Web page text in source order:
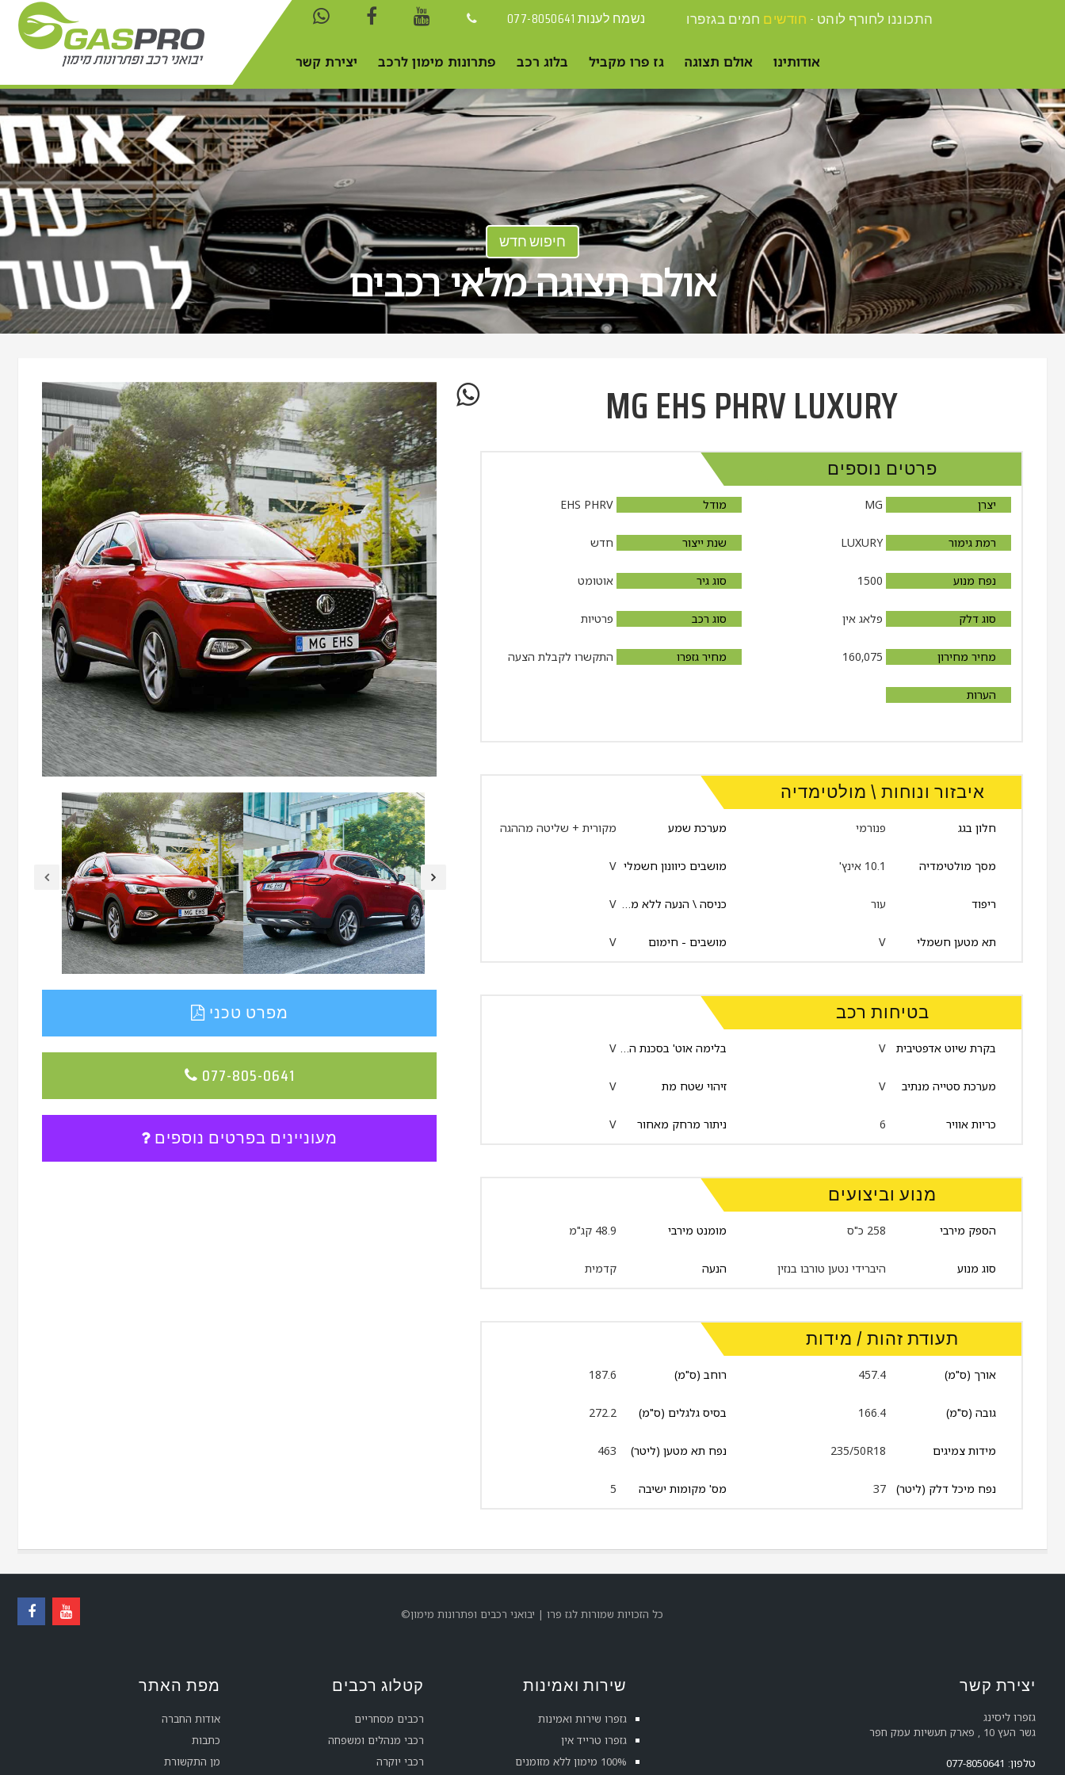
התכוננו לחורף לוהט - חודשים חמים בגזפרו 077-8050641 נשמח לענות
יצירת קשר בלוג רכב גז פרו מקביל אולם תצוגה אודותינו
חיפוש חדש
אולם תצוגה מלאי רכבים
מפרט טכני
077-805-0641
מעוניינים בפרטים נוספים
MG EHS PHRV LUXURY
פרטים נוספים
מודל יצרן
חדש שנת ייצור רמת גימור
אוטומט סוג גיר נפח מנוע
פרטיות סוג רכב פלאג אין סוג דלק
התקשרו לקבלת הצעה מחיר גזפרו מחיר מחירון
הערות
איבזור ונוחות \ מולטימדיה
פנורמי חלון בגג מקורית + שליטה מההגה מערכת שמע
10.1 אינץ' מסך מולטימדיה V מושבים כיוונון חשמלי
עור ריפוד V כניסה \ הנעה ללא מפתח
V תא מטען חשמלי V מושבים - חימום
בטיחות רכב
V בקרת שיוט אדפטיבית V בלימה אוט' בסכנת התנגשות
V מערכת סטייה מנתיב V זיהוי שטח מת
6 כריות אוויר V ניתור מרחק מאחור
מנוע וביצועים
258 כ"ס הספק מירבי 48.9 קג"מ מומנט מירבי
היברידי נטען טורבו בנזין סוג מנוע קדמית הנעה
תעודת זהות / מידות
457.4 אורך (ס"מ) 187.6 רוחב (ס"מ)
166.4 גובה (ס"מ) 272.2 בסיס גלגלים (ס"מ)
235/50R18 מידות צמיגים 463 נפח תא מטען (ליטר)
37 נפח מיכל דלק (ליטר) 5 מס' מקומות ישיבה
©כל הזכויות שמורות לגז פרו | יבואני רכבים ופתרונות מימון
יצירת קשר
גזפרו ליסינג
גשר העץ 10 , פארק תעשיות עמק חפר
טלפון: 077-8050641
מפת האתר
אודות החברה
כתבות
מן התקשורת
קטלוג רכבים
רכבים מסחריים
רכבי מנהלים ומשפחה
רכבי יוקרה
שירות ואמינות
גזפרו שירות ואמינות
גזפרו טרייד אין
100% מימון ללא מזומנים